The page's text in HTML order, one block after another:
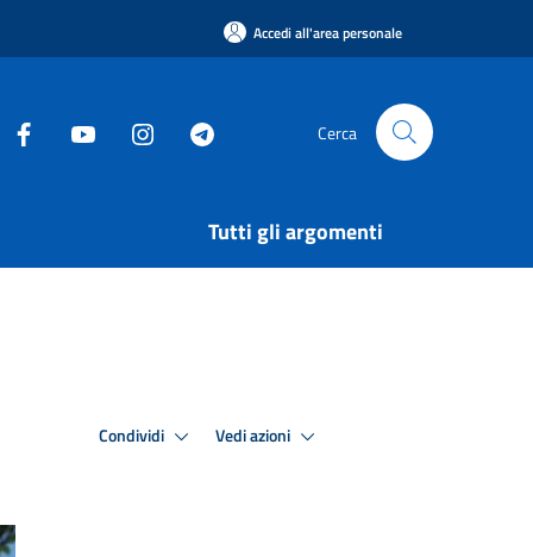
Accedi all'area personale
Cerca
Tutti gli argomenti
Condividi Vedi azioni